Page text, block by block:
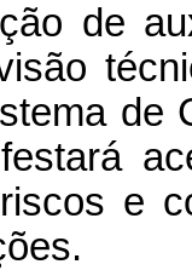
de
de
e